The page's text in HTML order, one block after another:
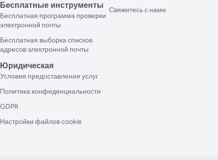
Бесплатные инструменты
Бесплатная программа проверки
электронной почты
Бесплатная выборка списков
адресов электронной почты
Свяжитесь с нами
Юридическая
Условия предоставления услуг
Политика конфиденциальности
GDPR
Настройки файлов cookie